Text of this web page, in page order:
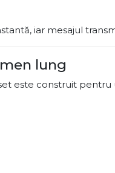
iar mesajul
lung
este construit